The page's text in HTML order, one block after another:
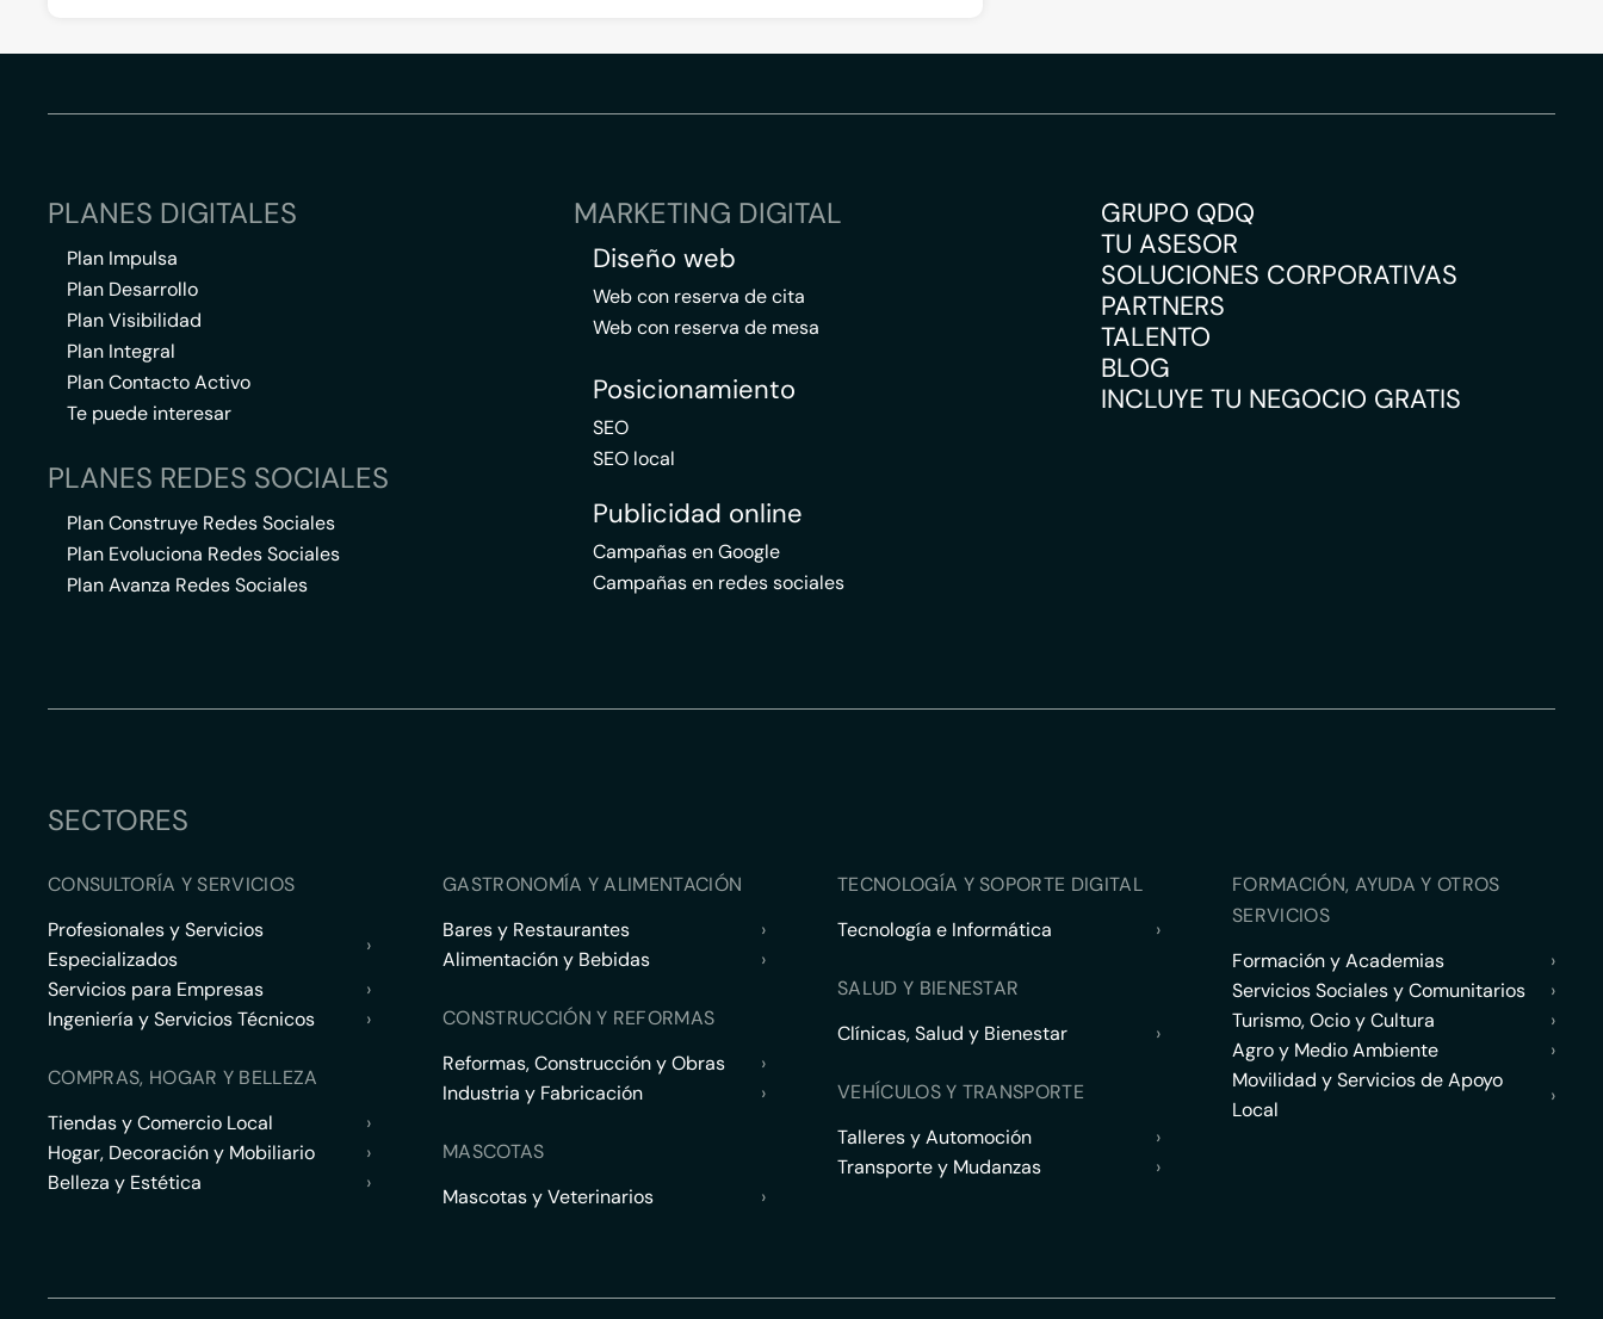
PLANES DIGITALES
Plan Impulsa
Plan Desarrollo
Plan Visibilidad
Plan Integral
Plan Contacto Activo
Te puede interesar
PLANES REDES SOCIALES
Plan Construye Redes Sociales
Plan Evoluciona Redes Sociales
Plan Avanza Redes Sociales
MARKETING DIGITAL
Diseño web
Web con reserva de cita
Web con reserva de mesa
Posicionamiento
SEO
SEO local
Publicidad online
Campañas en Google
Campañas en redes sociales
GRUPO QDQ
TU ASESOR
SOLUCIONES CORPORATIVAS
PARTNERS
TALENTO
BLOG
INCLUYE TU NEGOCIO GRATIS
SECTORES
CONSULTORÍA Y SERVICIOS
Profesionales y Servicios
Especializados
›
Servicios para Empresas
›
Ingeniería y Servicios Técnicos
›
COMPRAS, HOGAR Y BELLEZA
Tiendas y Comercio Local
›
Hogar, Decoración y Mobiliario
›
Belleza y Estética
›
GASTRONOMÍA Y ALIMENTACIÓN
Bares y Restaurantes
›
Alimentación y Bebidas
›
CONSTRUCCIÓN Y REFORMAS
Reformas, Construcción y Obras
›
Industria y Fabricación
›
MASCOTAS
Mascotas y Veterinarios
›
TECNOLOGÍA Y SOPORTE DIGITAL
Tecnología e Informática
›
SALUD Y BIENESTAR
Clínicas, Salud y Bienestar
›
VEHÍCULOS Y TRANSPORTE
Talleres y Automoción
›
Transporte y Mudanzas
›
FORMACIÓN, AYUDA Y OTROS
SERVICIOS
Formación y Academias
›
Servicios Sociales y Comunitarios
›
Turismo, Ocio y Cultura
›
Agro y Medio Ambiente
›
Movilidad y Servicios de Apoyo
Local
›